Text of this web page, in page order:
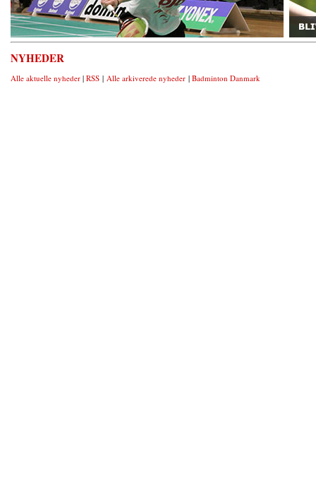
NYHEDER
Alle aktuelle nyheder | RSS | Alle arkiverede nyheder | Badminton Danmark